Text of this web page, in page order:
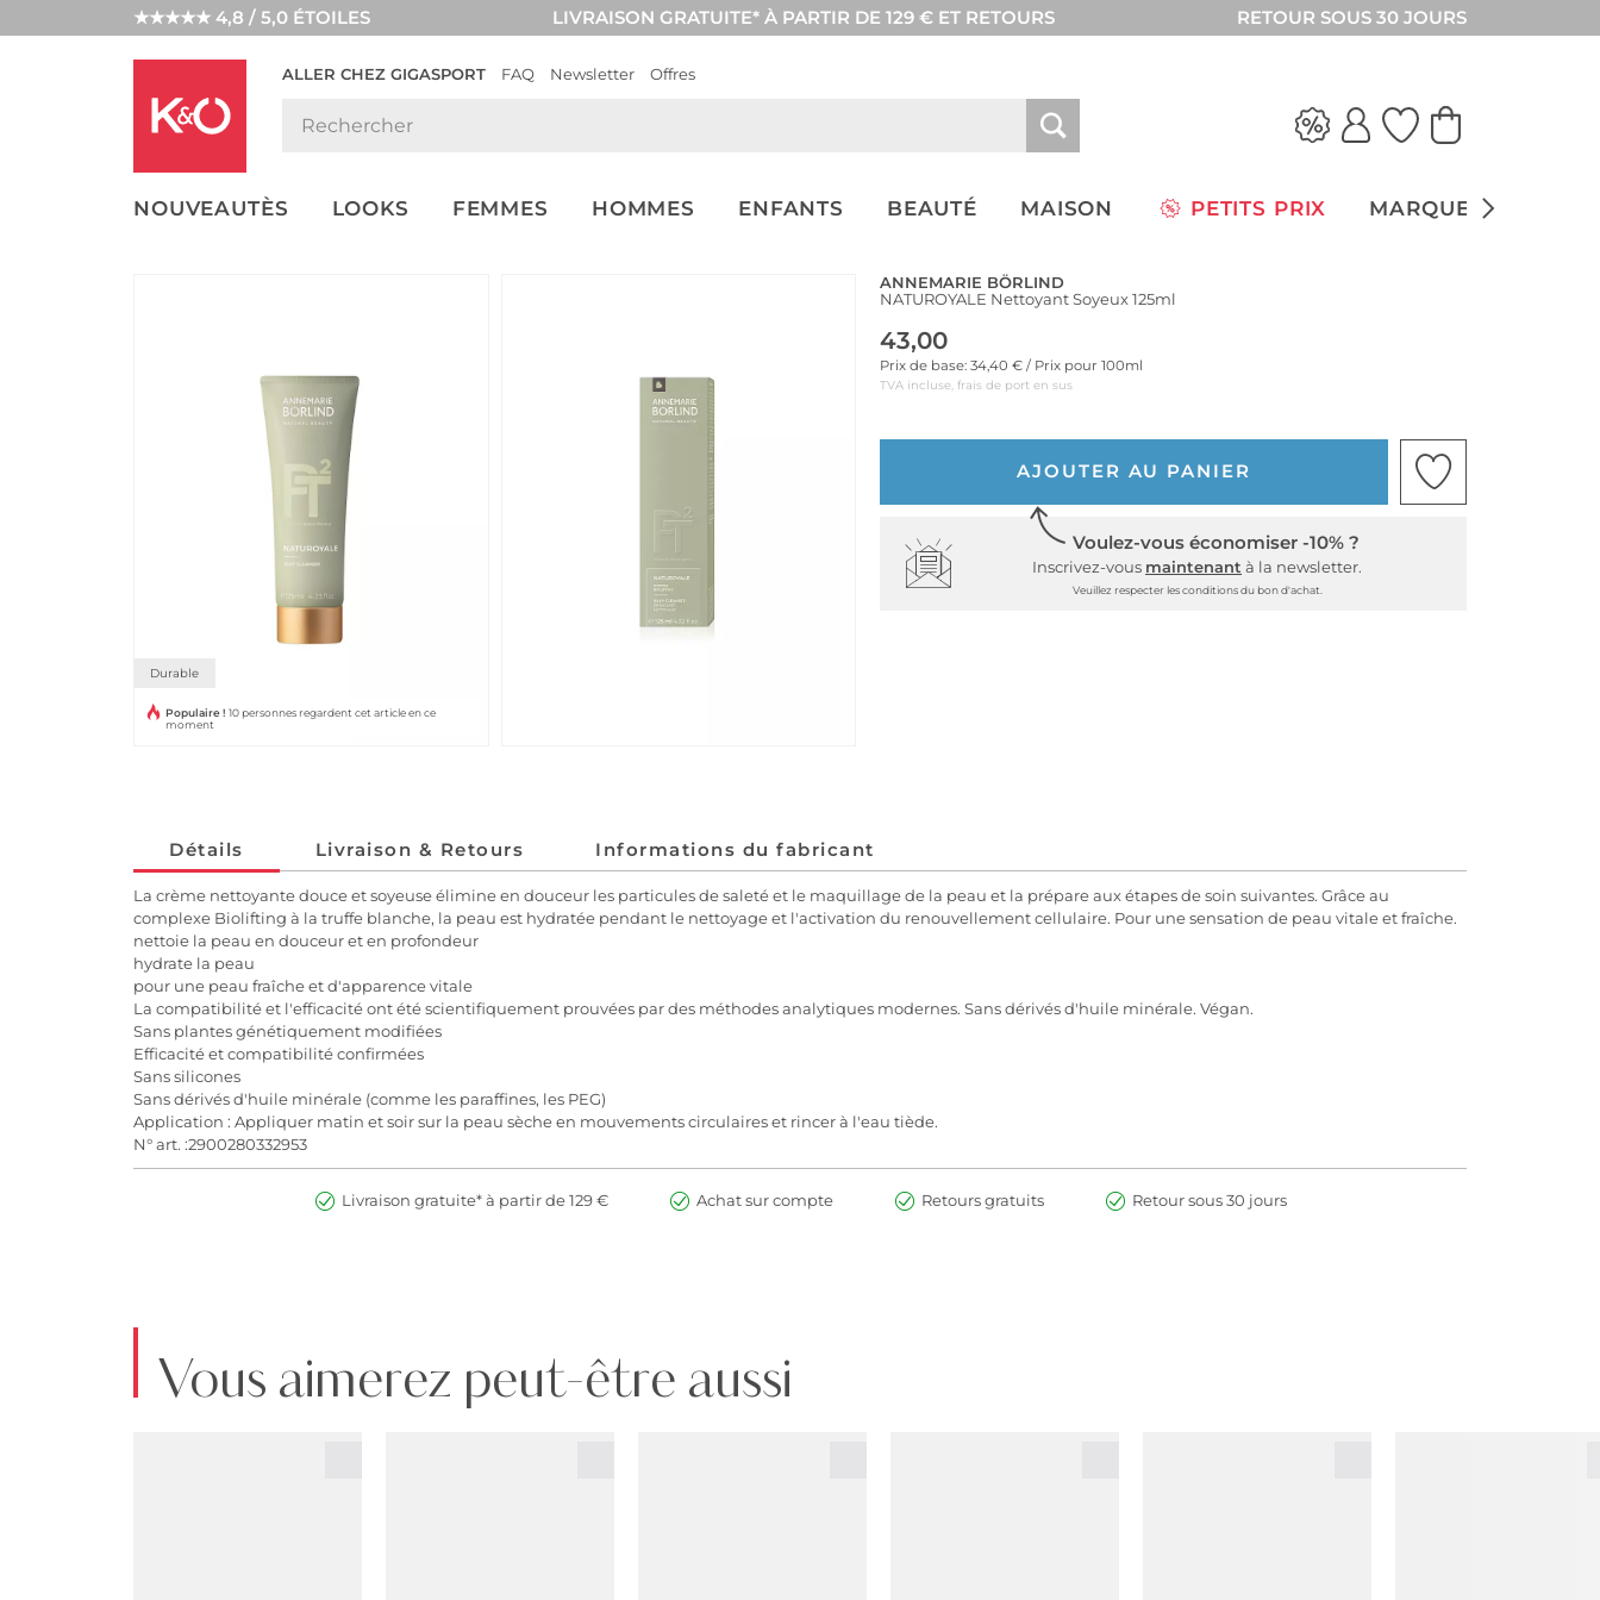
★★★★★ 4,8 / 5,0 ÉTOILES LIVRAISON GRATUITE* À PARTIR DE 129 € ET RETOURS RETOUR SOUS 30 JOURS
ALLER CHEZ GIGASPORT FAQ Newsletter Offres
NOUVEAUTÈS LOOKS FEMMES HOMMES ENFANTS BEAUTÉ MAISON PETITS PRIX MARQUES
LOOKS
WEDDING
Durable
Populaire ! 10 personnes regardent cet article en ce
moment
ANNEMARIE BÖRLIND
NATUROYALE Nettoyant Soyeux 125ml
43,00
Prix de base: 34,40 € / Prix pour 100ml
TVA incluse, frais de port en sus
AJOUTER AU PANIER
Voulez-vous économiser -10% ?
Inscrivez-vous maintenant à la newsletter.
Veuillez respecter les conditions du bon d'achat.
Détails Livraison & Retours Informations du fabricant
La crème nettoyante douce et soyeuse élimine en douceur les particules de saleté et le maquillage de la peau et la prépare aux étapes de soin suivantes. Grâce au
complexe Biolifting à la truffe blanche, la peau est hydratée pendant le nettoyage et l'activation du renouvellement cellulaire. Pour une sensation de peau vitale et fraîche.
nettoie la peau en douceur et en profondeur
hydrate la peau
pour une peau fraîche et d'apparence vitale
La compatibilité et l'efficacité ont été scientifiquement prouvées par des méthodes analytiques modernes. Sans dérivés d'huile minérale. Végan.
Sans plantes génétiquement modifiées
Efficacité et compatibilité confirmées
Sans silicones
Sans dérivés d'huile minérale (comme les paraffines, les PEG)
Application : Appliquer matin et soir sur la peau sèche en mouvements circulaires et rincer à l'eau tiède.
N° art. :2900280332953
Livraison gratuite* à partir de 129 € Achat sur compte Retours gratuits Retour sous 30 jours
Vous aimerez peut-être aussi